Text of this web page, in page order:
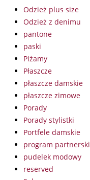
Odzież plus size
Odzież z denimu
pantone
paski
Piżamy
Płaszcze
płaszcze damskie
płaszcze zimowe
Porady
Porady stylistki
Portfele damskie
program partnerski
pudelek modowy
reserved